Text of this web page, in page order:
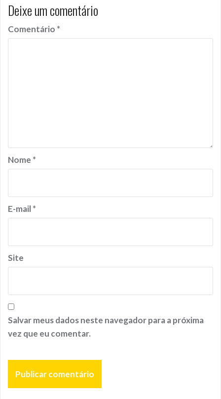
Deixe um comentário
Comentário *
Nome *
E-mail*
Site
Salvar meus dados neste navegador para a próxima
vez que eu comentar.